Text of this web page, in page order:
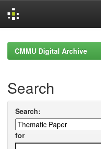
navigationCMMU Digital Archive
Search
Search:
for